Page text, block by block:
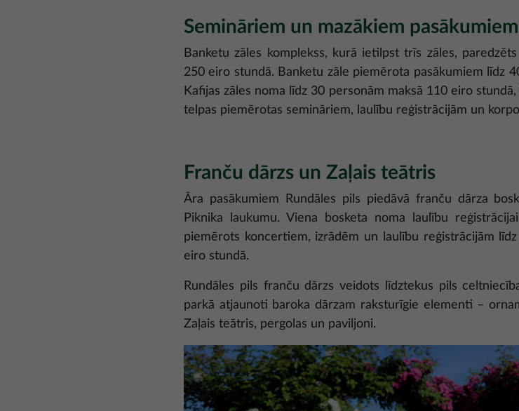
Semināriem un mazākiem pasākumiem
Banketu zāles komplekss, kurā ietilpst trīs zāles,
250 eiro stundā. Banketu zāle piemērota pasākumiem līdz
Kafijas zāles noma līdz 30 personām maksā 110 eiro
telpas piemērotas semināriem, laulību reģistrācijām un
Franču dārzs un Zaļais teātris
Āra pasākumiem Rundāles pils piedāvā franču dārza
Piknika laukumu. Viena bosketa noma laulību
piemērots koncertiem, izrādēm un laulību reģistrācijām
eiro stundā.
Rundāles pils franču dārzs veidots līdztekus pils
parkā atjaunoti baroka dārzam raksturīgie elementi –
Zaļais teātris, pergolas un paviljoni.
Attēls